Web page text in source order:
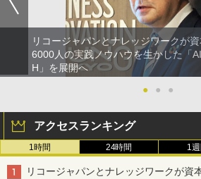
リコージャパンとナレッジワークが
6000人の実践ノウハウを生かした「
H」を展開へ
●
● ●
アクセスランキング
1時間 24時間 1
リコージャパンとナレッジワークが資